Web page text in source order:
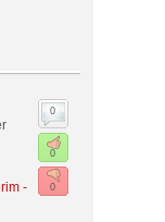
-
0
0
0